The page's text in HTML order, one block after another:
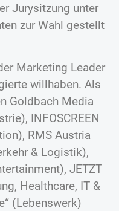
Jurysitzung unter
zur Wahl gestellt
Marketing Leader
willhaben. Als
Goldbach Media
INFOSCREEN
RMS Austria
& Logistik),
JETZT
Healthcare, IT &
(Lebenswerk)